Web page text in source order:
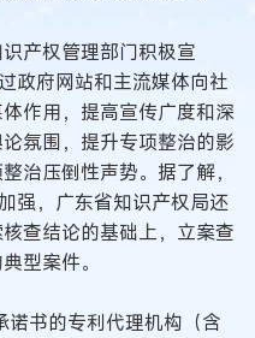
产权管理部门积极宣
政府网站和主流媒体向社
作用，提高宣传广度和深
氛围，提升专项整治的影
治压倒性声势。据了解，
强，广东省知识产权局还
查结论的基础上，立案查
型案件。
诺书的专利代理机构（含